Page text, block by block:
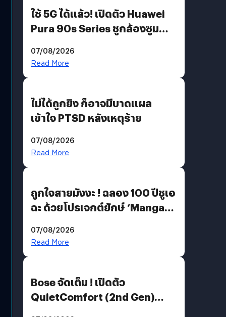
ใช้ 5G ได้แล้ว! เปิดตัว Huawei
Pura 90s Series ชูกล้องซูม
07/08/2026
Read More
ไม่ได้ถูกยิง ก็อาจมีบาดแผล
เข้าใจ PTSD หลังเหตุร้าย
07/08/2026
Read More
ถูกใจสายมังงะ ! ฉลอง 100 ปีชูเอ
ฉะ ด้วยโปรเจกต์ยักษ์ ‘Manga
มีภาษาไทยด้วย
07/08/2026
Read More
Bose จัดเต็ม ! เปิดตัว
QuietComfort (2nd Gen)